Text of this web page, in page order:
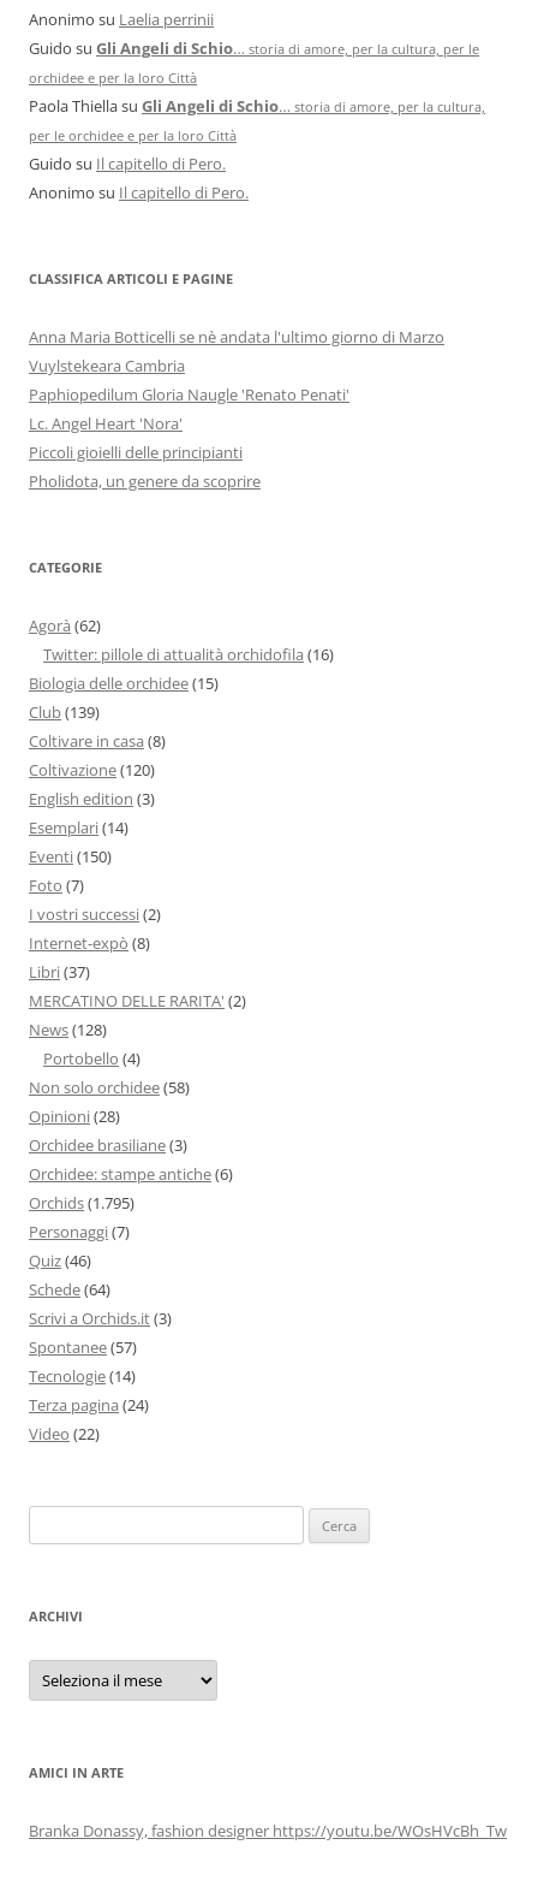
Anonimo su Laelia perrinii
Guido su Gli Angeli di Schio… storia di amore, per la cultura, per le
orchidee e per la loro Città
Paola Thiellasu Gli Angeli di Schio… storia di amore, per la cultura,
per le orchidee e per la loro Città
Guido su Il capitello di Pero.
Anonimo su Il capitello di Pero.
CLASSIFICA ARTICOLI E PAGINE
Anna Maria Botticelli se nè andata l'ultimo giorno di Marzo
Vuylstekeara Cambria
Paphiopedilum Gloria Naugle 'Renato Penati'
Lc. Angel Heart 'Nora'
Piccoli gioielli delle principianti
Pholidota, un genere da scoprire
CATEGORIE
Agorà (62)
Twitter: pillole di attualità orchidofila (16)
Biologia delle orchidee(15)
Club(139)
Coltivare in casa (8)
Coltivazione(120)
English edition (3)
Esemplari(14)
Eventi(150)
Foto (7)
I vostri successi(2)
Internet-expò (8)
Libri(37)
MERCATINO DELLE RARITA' (2)
News(128)
Portobello (4)
Non solo orchidee(58)
Opinioni(28)
Orchidee brasiliane(3)
Orchidee: stampe antiche(6)
Orchids(1.795)
Personaggi(7)
Quiz(46)
Schede(64)
Scrivi a Orchids.it(3)
Spontanee(57)
Tecnologie(14)
Terza pagina (24)
Video (22)
per:
ARCHIVI
Archivi
AMICI IN ARTE
Branka Donassy, fashion designer https://youtu.be/WOsHVcBh_Tw